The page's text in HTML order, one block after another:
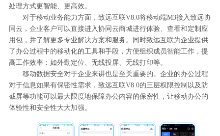
处理方式更智能、更高效。
对于移动业务能力方面，致远互联V8.0将移动端M3接入致远协
同云，企业客户可以直接进入协同云商城进行体验、查看和定制应
用包，并了解更多专业解决方案和服务。同时致远互联为企业提供
了办公过程中的移动化的工具和手段，方便组织成员智能工作，提
高工作效率：如外勤定位、无线投屏、无线打印等。
移动数据安全对于企业来讲也是至关重要的。企业的办公过程
对于信息如果有保密性需求，致远互联V8.0的三层权限控制以及防
截屏等功能可以最大限度地保障办公内容的保密性，让移动办公的
体验性和安全性大大加强。